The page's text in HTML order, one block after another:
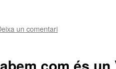
un comentari